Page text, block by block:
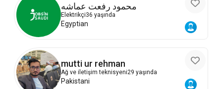
محمود رفعت عماشه
Elektrikçi36 yaşında
Egyptian
mutti ur rehman
Ağ ve iletişim teknisyeni29 yaşında
Pakistani